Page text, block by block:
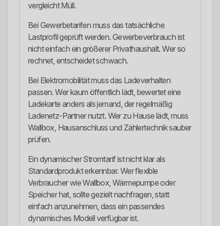
vergleicht Müll.
Bei Gewerbetarifen muss das tatsächliche
Lastprofil geprüft werden. Gewerbeverbrauch ist
nicht einfach ein größerer Privathaushalt. Wer so
rechnet, entscheidet schwach.
Bei Elektromobilität muss das Ladeverhalten
passen. Wer kaum öffentlich lädt, bewertet eine
Ladekarte anders als jemand, der regelmäßig
Ladenetz-Partner nutzt. Wer zu Hause lädt, muss
Wallbox, Hausanschluss und Zählertechnik sauber
prüfen.
Ein dynamischer Stromtarif ist nicht klar als
Standardprodukt erkennbar. Wer flexible
Verbraucher wie Wallbox, Wärmepumpe oder
Speicher hat, sollte gezielt nachfragen, statt
einfach anzunehmen, dass ein passendes
dynamisches Modell verfügbar ist.